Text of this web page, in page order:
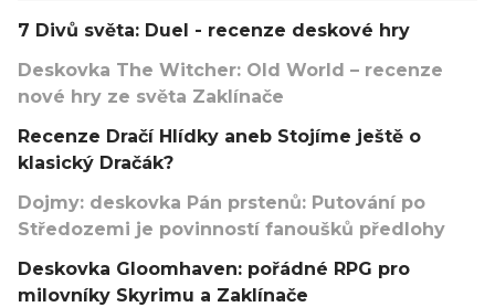
7 Divů světa: Duel - recenze deskové hry
Deskovka The Witcher: Old World – recenze
nové hry ze světa Zaklínače
Recenze Dračí Hlídky aneb Stojíme ještě o
klasický Dračák?
Dojmy: deskovka Pán prstenů: Putování po
Středozemi je povinností fanoušků předlohy
Deskovka Gloomhaven: pořádné RPG pro
milovníky Skyrimu a Zaklínače